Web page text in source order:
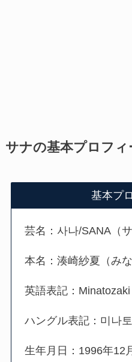
サナの基本プロフィ
基本プ
芸名：사나/SANA（サ
本名：湊崎紗夏（み
英語表記：
ハングル表記：미나
生年月日：1996年12